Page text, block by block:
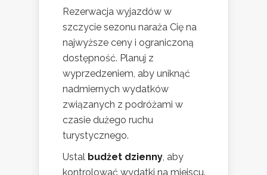
Rezerwacja wyjazdów w
szczycie sezonu naraża Cię na
najwyższe ceny i ograniczoną
dostępność. Planuj z
wyprzedzeniem, aby uniknąć
nadmiernych wydatków
związanych z podróżami w
czasie dużego ruchu
turystycznego.
Ustal budżet dzienny , aby
kontrolować wydatki na miejscu.